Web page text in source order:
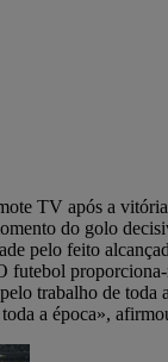
TV após a
do golo
pelo feito
futebol
trabalho de toda
a época»,